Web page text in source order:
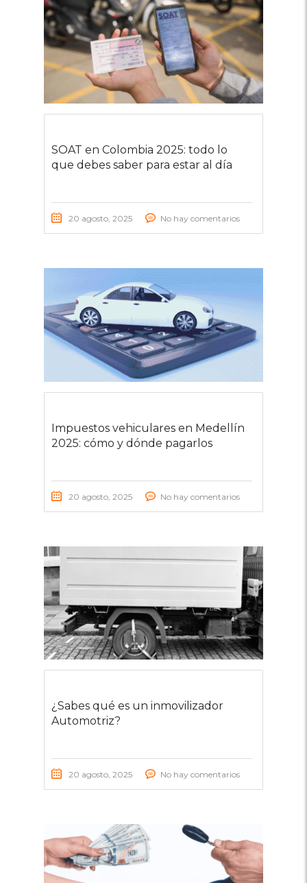
SOAT en Colombia 2025: todo lo
que debes saber para estar al día
20 agosto, 2025 No hay comentarios
Impuestos vehiculares en Medellín
2025: cómo y dónde pagarlos
20 agosto, 2025 No hay comentarios
¿Sabes qué es un inmovilizador
Automotriz?
20 agosto, 2025 No hay comentarios